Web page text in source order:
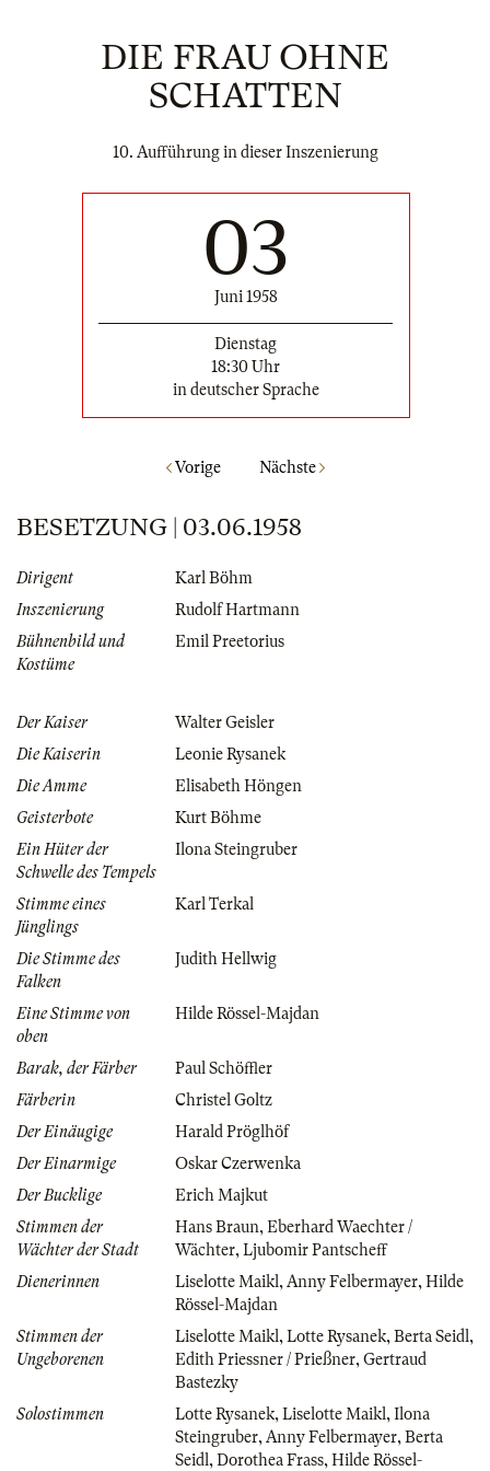
DIE FRAU OHNE
SCHATTEN
10. Aufführung in dieser Inszenierung
03
Juni 1958
Dienstag
18:30 Uhr
in deutscher Sprache
Vorige Nächste
BESETZUNG | 03.06.1958
Dirigent
Karl Böhm
Inszenierung
Rudolf Hartmann
Bühnenbild und
Kostüme
Emil Preetorius
Der Kaiser
Walter Geisler
Die Kaiserin
Leonie Rysanek
Die Amme
Elisabeth Höngen
Geisterbote
Kurt Böhme
Ein Hüter der
Schwelle des Tempels
Ilona Steingruber
Stimme eines
Jünglings
Karl Terkal
Die Stimme des
Falken
Judith Hellwig
Eine Stimme von
oben
Hilde Rössel-Majdan
Barak, der Färber
Paul Schöffler
Färberin
Christel Goltz
Der Einäugige
Harald Pröglhöf
Der Einarmige
Oskar Czerwenka
Der Bucklige
Erich Majkut
Stimmen der
Wächter der Stadt
Hans Braun,Eberhard Waechter /
Wächter,Ljubomir Pantscheff
Dienerinnen
Liselotte Maikl,Anny Felbermayer,Hilde
Rössel-Majdan
Stimmen der
Ungeborenen
Liselotte Maikl,Lotte Rysanek,Berta Seidl,
Edith Priessner / Prießner,Gertraud
Bastezky
Solostimmen
Lotte Rysanek,Liselotte Maikl,Ilona
Steingruber,Anny Felbermayer,Berta
Seidl,Dorothea Frass,Hilde Rössel-